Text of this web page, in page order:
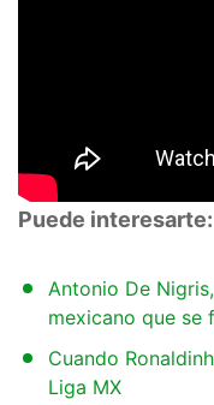
Puede interesarte:
Antonio De
mexicano que se
Cuando
Liga MX